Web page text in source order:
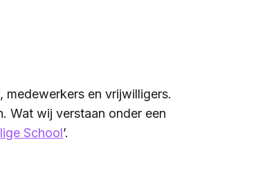
medewerkers en vrijwilligers.
Wat wij verstaan onder een
School’.